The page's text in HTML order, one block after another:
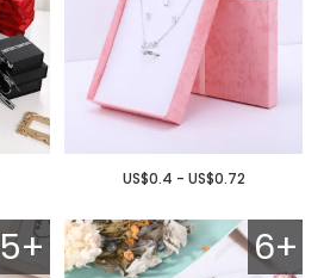
US$0.4 - US$0.72
6+
5+